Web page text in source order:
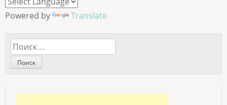
Powered by Translate
Найти: